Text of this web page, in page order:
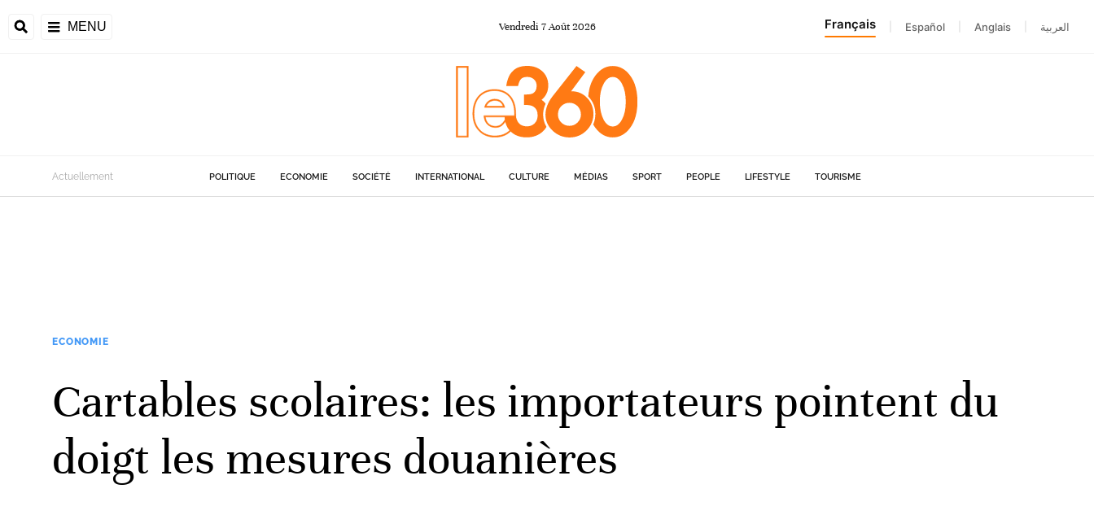
MENU Vendredi 7Août 2026 Français Español Anglais العربية
Actuellement POLITIQUE ECONOMIE SOCIÉTÉ INTERNATIONAL CULTURE MÉDIAS SPORT PEOPLE LIFESTYLE TOURISME
ECONOMIE
Cartables scolaires: les importateurs pointent du
doigt les mesures douanières